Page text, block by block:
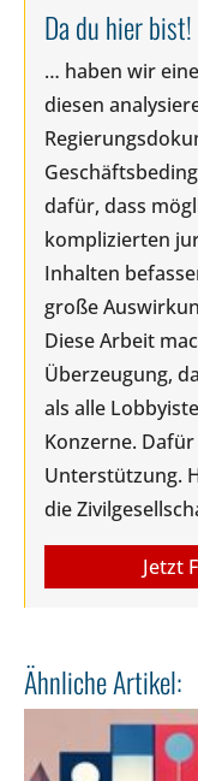
Da du hier bist!
… haben wir
diesen
dafür, dass
komplizierten
Inhalten
große
Diese Arbeit
Überzeugung,
als alle
Konzerne.
Unterstützung.
die
Jetzt
Ähnliche Artikel: